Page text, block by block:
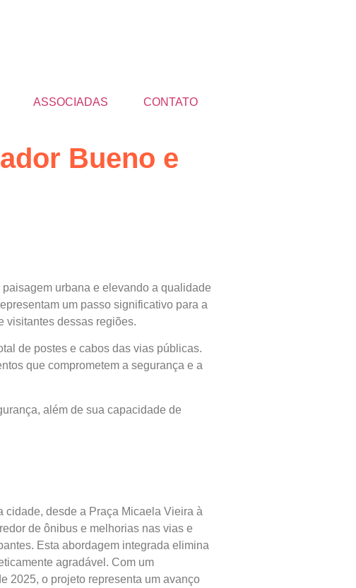
ASSOCIADAS CONTATO
Bueno e
urbana e elevando a qualidade
um passo significativo para a
visitantes dessas regiões.
de postes e cabos das vias públicas.
que comprometem a segurança e a
além de sua capacidade de
cidade, desde a Praça Micaela Vieira à
de ônibus e melhorias nas vias e
Esta abordagem integrada elimina
agradável. Com um
2025, o projeto representa um avanço